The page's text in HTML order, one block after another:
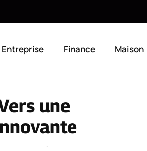
Entreprise Finance Maison
une
·